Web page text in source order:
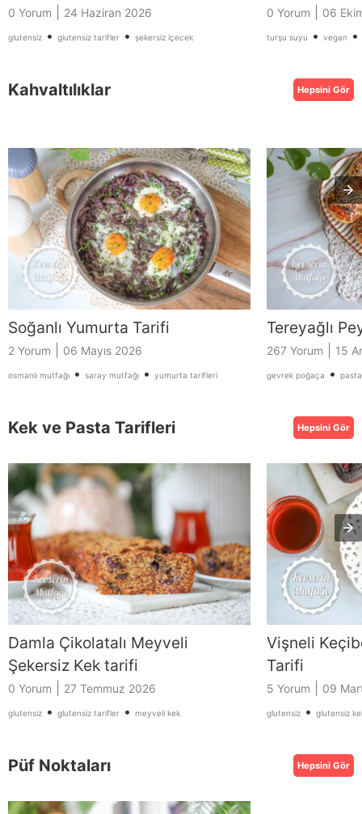
0 Yorum 24 Haziran 2026
glutensiz • glutensiz tarifler • şekersiz içecek
0 Yorum 06
turşu suyu • vegan •
Kahvaltılıklar Hepsini Gör
Soğanlı Yumurta Tarifi
2 Yorum 06 Mayıs 2026
osmanlı mutfağı • saray mutfağı • yumurta tarifleri
Tereyağlı
267 Yorum 15
gevrek poğaça •
Kek ve Pasta Tarifleri Hepsini Gör
Damla Çikolatalı Meyveli
Şekersiz Kek tarifi
0 Yorum 27 Temmuz 2026
glutensiz • glutensiz tarifler • meyveli kek
Vişneli
Tarifi
5 Yorum 09
glutensiz • glutensiz
Püf Noktaları Hepsini Gör